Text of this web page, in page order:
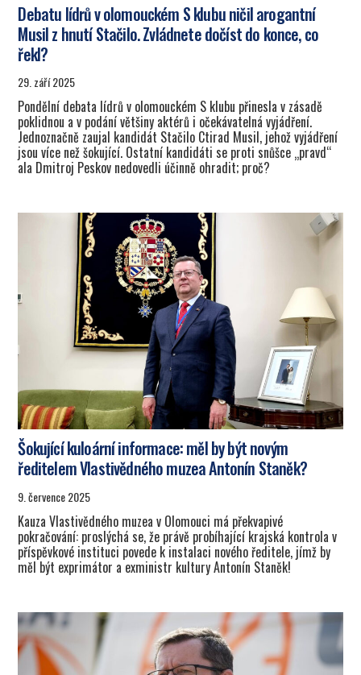
Debatu lídrů v olomouckém S klubu ničil arogantní
Musil z hnutí Stačilo. Zvládnete dočíst do konce, co
řekl?
29. září 2025
Pondělní debata lídrů v olomouckém S klubu přinesla v zásadě
poklidnou a v podání většiny aktérů i očekávatelná vyjádření.
Jednoznačně zaujal kandidát Stačilo Ctirad Musil, jehož vyjádření
jsou více než šokující. Ostatní kandidáti se proti snůšce „pravd“
ala Dmitroj Peskov nedovedli účinně ohradit; proč?
Šokující kuloární informace: měl by být novým
ředitelem Vlastivědného muzea Antonín Staněk?
9. července 2025
Kauza Vlastivědného muzea v Olomouci má překvapivé
pokračování: proslýchá se, že právě probíhající krajská kontrola v
příspěvkové instituci povede k instalaci nového ředitele, jímž by
měl být exprimátor a exministr kultury Antonín Staněk!